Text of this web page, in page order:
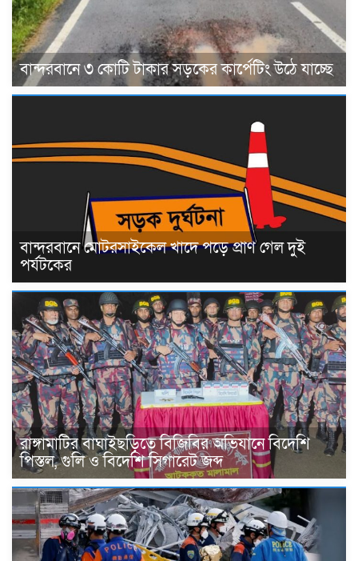
বান্দরবানে ৩ কোটি টাকার সড়কের কার্পেটিং উঠে যাচ্ছে
বান্দরবানে মোটরসাইকেল খাদে পড়ে প্রাণ গেল দুই
পর্যটকের
রাঙ্গামাটির বাঘাইছড়িতে বিজিবির অভিযানে বিদেশি
পিস্তল, গুলি ও বিদেশি সিগারেট জব্দ